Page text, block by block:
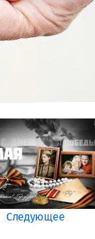
Следующее